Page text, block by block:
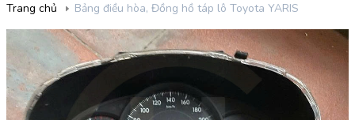
Trang chủ Bảng điều hòa, Đồng hồ táp lô Toyota YARIS